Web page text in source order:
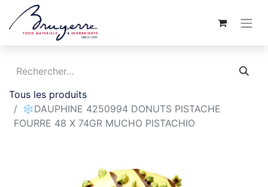
Tous les produits
❄️DAUPHINE 4250994 DONUTS PISTACHE
FOURRE 48 X 74GR MUCHO PISTACHIO